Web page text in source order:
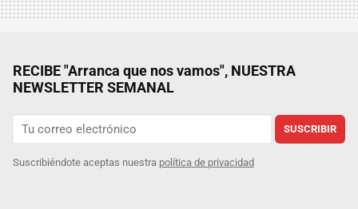
RECIBE "Arranca que nos vamos", NUESTRA
NEWSLETTER SEMANAL
SUSCRIBIR
Suscribiéndote aceptas nuestra política de privacidad